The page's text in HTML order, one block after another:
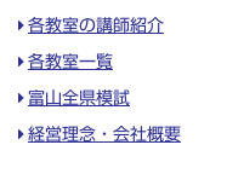
各教室の講師紹介
各教室一覧
富山全県模試
経営理念・会社概要